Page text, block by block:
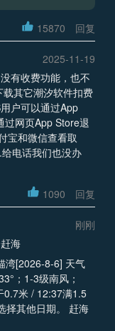
15870 回复
2025-11-19
有收费功能，也不
其它潮汐软件扣费
户可以通过App
过网页App Store退
宝和微信查看取
电话我们也没办
1090 回复
刚刚
海
湾[2026-8-6] 天气
；1-3级南风；
0.7米 / 12:37满1.5
择其他日期。 赶海